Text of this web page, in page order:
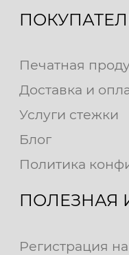
Печатная
Доставка и
Услуги стежки
Блог
Политика
ПОЛЕЗНАЯ
Регистрация